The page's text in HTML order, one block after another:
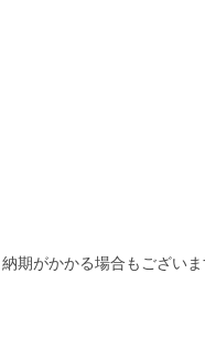
期がかかる場合もございま